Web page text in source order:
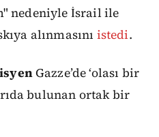
nedeniyle İsrail ile
alınmasını istedi.
Gazze’de ‘olası bir
bulunan ortak bir